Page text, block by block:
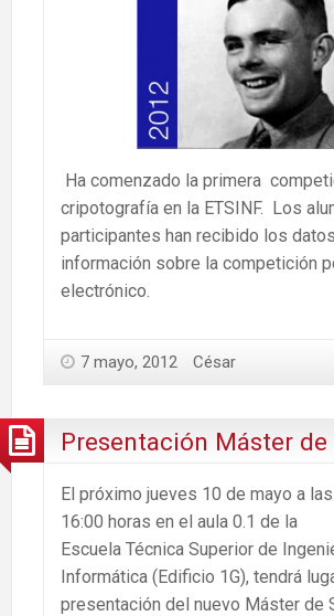
Ha comenzado la primera
cripotografía en la ETSINF. Los
participantes han recibido los
información sobre la competición
electrónico.
7 mayo, 2012 César
Presentación Máster de
El próximo jueves 10 de mayo a las
16:00 horas en el aula 0.1 de la
Escuela Técnica Superior de
Informática (Edificio 1G), tendrá
presentación del nuevo Máster de